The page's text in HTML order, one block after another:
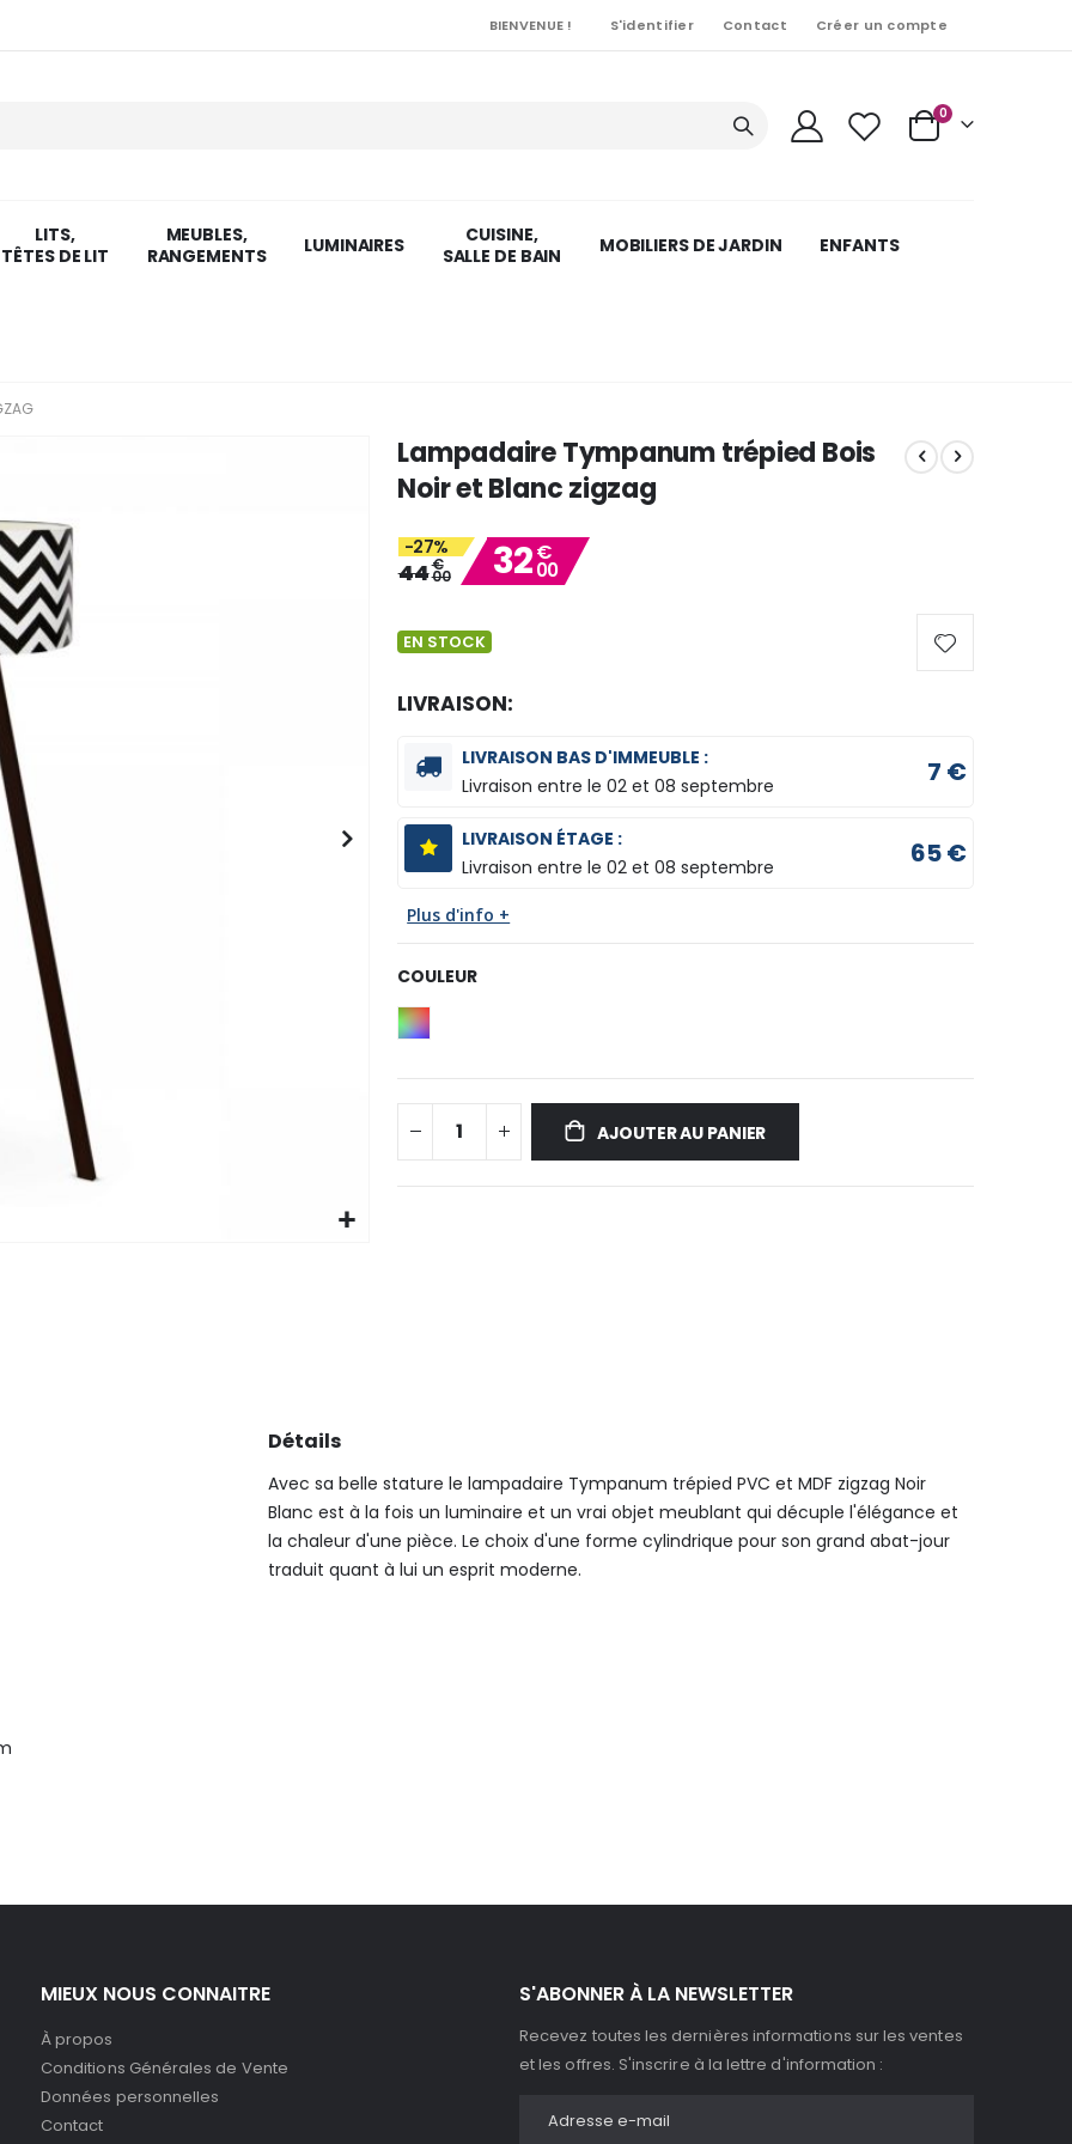
BIENVENUE ! S'identifier Contact Créer un compte
Cart
0Articles
LITS,
TÊTES DE LIT
MEUBLES,
RANGEMENTS
LUMINAIRES
CUISINE,
SALLE DE BAIN
MOBILIERS DE JARDIN ENFANTS
Lampadaire Tympanum trépied Bois
Noir et Blanc zigzag
-27%
44€
00 32€
00
EN STOCK
LIVRAISON:
LIVRAISON BAS D'IMMEUBLE :
Livraison entre le02 et 08 septembre 7 €
LIVRAISON ÉTAGE :
Livraison entre le02 et 08 septembre 65 €
Plus d'info +
COULEUR
AJOUTER AU PANIER
Détails
Avec sa belle stature le lampadaire Tympanum trépied PVC et MDF zigzag Noir
Blanc est à la fois un luminaire et un vrai objet meublant qui décuple l'élégance et
la chaleur d'une pièce. Le choix d'une forme cylindrique pour son grand abat-jour
traduit quant à lui un esprit moderne.
MIEUX NOUS CONNAITRE
À propos
Conditions Générales de Vente
Données personnelles
Contact
S'ABONNER À LA NEWSLETTER
Recevez toutes les dernières informations sur les ventes
et les offres. S'inscrire à la lettre d'information :